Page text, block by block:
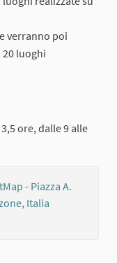
verranno poi
luoghi
ore, dalle 9 alle